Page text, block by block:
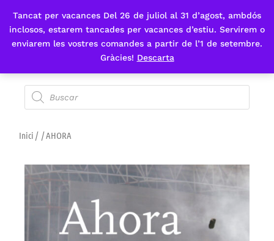
Tancat per vacances Del 26 de juliol al 31 d’agost, ambdós
inclosos, estarem tancades per vacances d’estiu. Servirem o
enviarem les vostres comandes a partir de l’1 de setembre.
Gràcies! Descarta
Fes-te'n sòcia
Inici / / AHORA